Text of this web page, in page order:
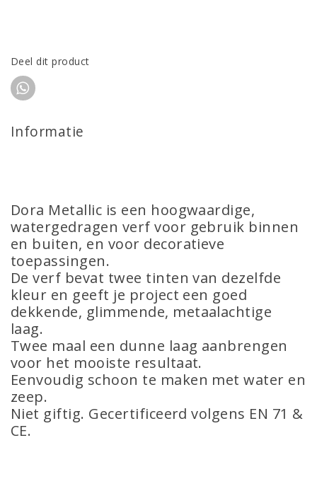
Deel dit product
Informatie
Dora Metallic is een hoogwaardige,
watergedragen verf voor gebruik binnen
en buiten, en voor decoratieve
toepassingen.
De verf bevat twee tinten van dezelfde
kleur en geeft je project een goed
dekkende, glimmende, metaalachtige
laag.
Twee maal een dunne laag aanbrengen
voor het mooiste resultaat.
Eenvoudig schoon te maken met water en
zeep.
Niet giftig. Gecertificeerd volgens EN 71 &
CE.